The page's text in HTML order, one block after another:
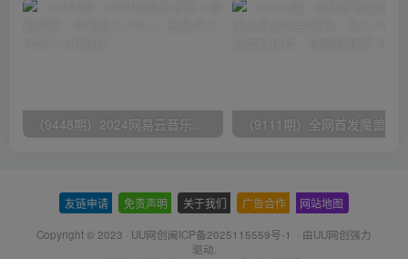
友链申请 免责声明 关于我们 广告合作 网站地图
Copyright © 2023 · UU网创闽ICP备2025115559号-1 · 由UU网创强力
驱动.